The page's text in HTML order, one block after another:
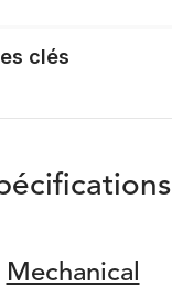
clés
Mechanical